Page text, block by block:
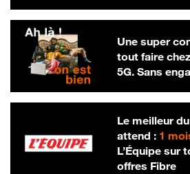
Une super
tout faire
5G. Sans
Le meilleur
attend : 1
L’Équipe sur
offres Fibre